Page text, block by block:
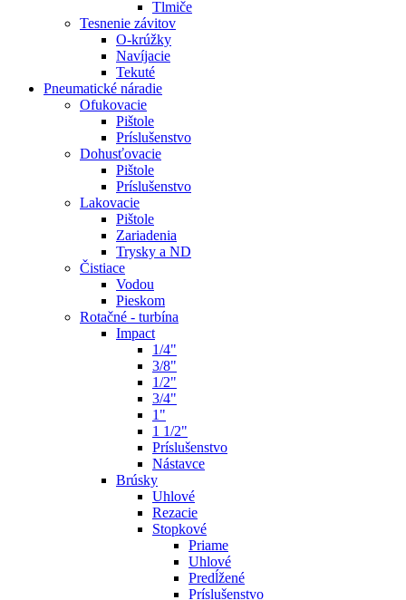
Tlmiče
Tesnenie závitov
O-krúžky
Navíjacie
Tekuté
Pneumatické náradie
Ofukovacie
Pištole
Príslušenstvo
Dohusťovacie
Pištole
Príslušenstvo
Lakovacie
Pištole
Zariadenia
Trysky a ND
Čistiace
Vodou
Pieskom
Rotačné - turbína
Impact
1/4"
3/8"
1/2"
3/4"
1"
1 1/2"
Príslušenstvo
Nástavce
Brúsky
Uhlové
Rezacie
Stopkové
Priame
Uhlové
Predĺžené
Príslušenstvo